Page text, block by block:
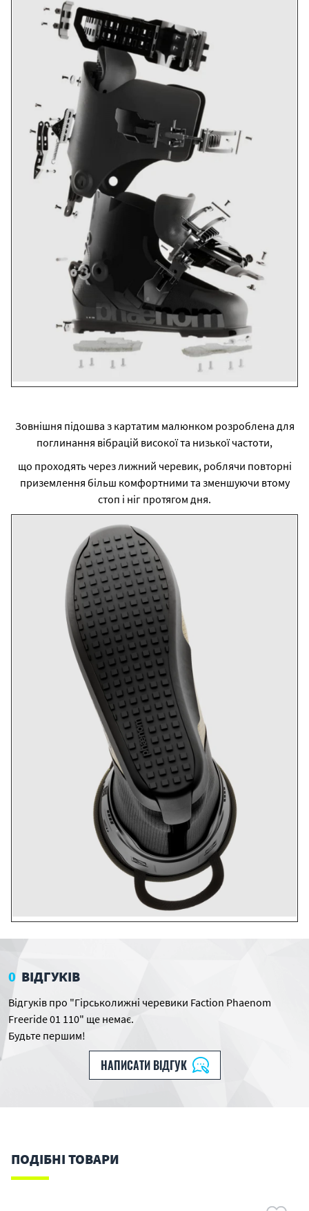
Зовнішня підошва з картатим малюнком розроблена для
поглинання вібрацій високої та низької частоти,
що проходять через лижний черевик, роблячи повторні
приземлення більш комфортними та зменшуючи втому
стоп і ніг протягом дня.
0 ВІДГУКІВ
Відгуків про "Гірськолижні черевики Faction Phaenom
Freeride 01 110" ще немає.
Будьте першим!
НАПИСАТИ ВІДГУК
ПОДІБНІ ТОВАРИ